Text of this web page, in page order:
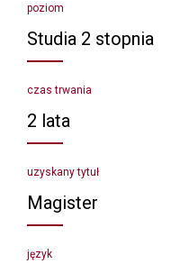
poziom
Studia 2 stopnia
czas trwania
2 lata
uzyskany tytuł
Magister
język